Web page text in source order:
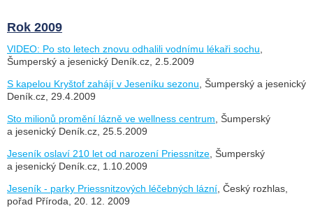
Rok 2009
VIDEO: Po sto letech znovu odhalili vodnímu lékaři sochu
Šumperský a jesenický Deník.cz, 2.5.2009
S kapelou Kryštof zahájí v Jeseníku sezonu , Šumperský a jesenický
Deník.cz, 29.4.2009
Sto milionů promění lázně ve wellness centrum , Šumperský
a jesenický Deník.cz, 25.5.2009
Jeseník oslaví 210 let od narození Priessnitze , Šumperský
a jesenický Deník.cz, 1.10.2009
Jeseník - parky Priessnitzových léčebných lázní , Český rozhlas,
pořad Příroda, 20. 12. 2009